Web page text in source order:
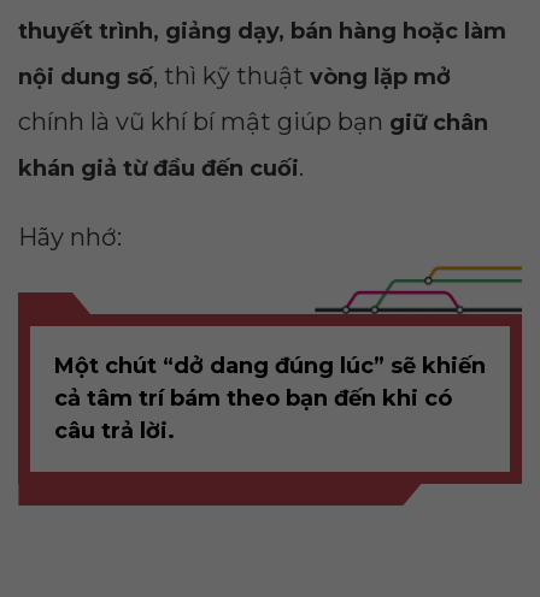
thuyết trình, giảng dạy, bán hàng hoặc làm
nội dung số, thì kỹ thuật vòng lặp mở
chính là vũ khí bí mật giúp bạn giữ chân
khán giả từ đầu đến cuối.
Hãy nhớ:
Một chút “dở dang đúng lúc” sẽ khiến
cả tâm trí bám theo bạn đến khi có
câu trả lời.